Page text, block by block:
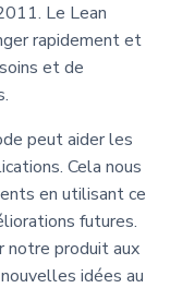
Le Lean
rapidement et
et de
peut aider les
Cela nous
en utilisant ce
futures.
produit aux
idées au